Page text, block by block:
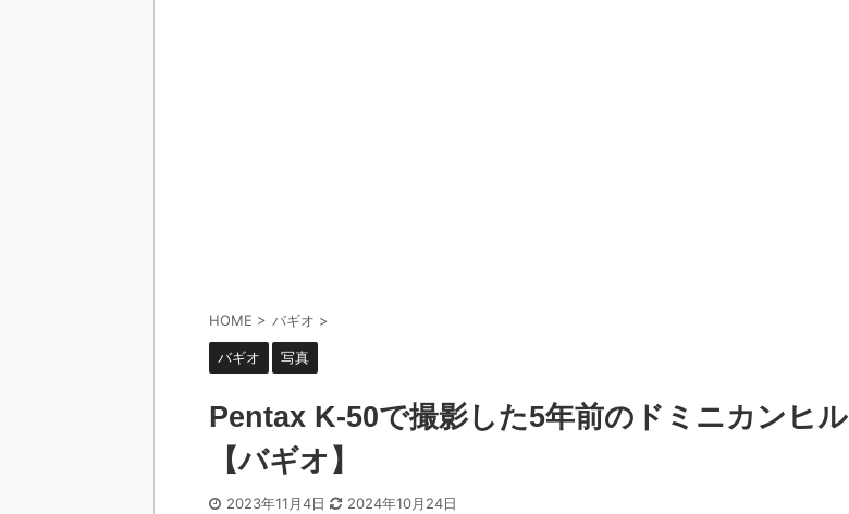
HOME > バギオ >
バギオ 写真
Pentax K-50で撮影した5年前のドミニカンヒル
【バギオ】
2023年11月4日 2024年10月24日